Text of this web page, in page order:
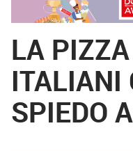
LA
ITALIANI
SPIEDO